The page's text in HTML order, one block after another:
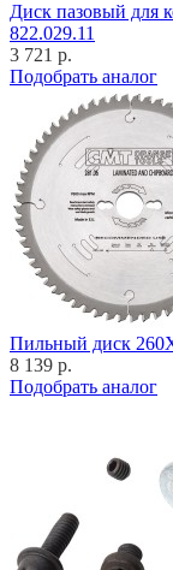
Диск пазовый для
822.029.11
3 721 р.
Подобрать аналог
Пильный диск
8 139 р.
Подобрать аналог